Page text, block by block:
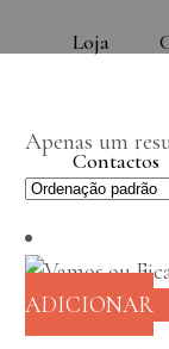
Loja
Contactos
Apenas um
ADICIONAR